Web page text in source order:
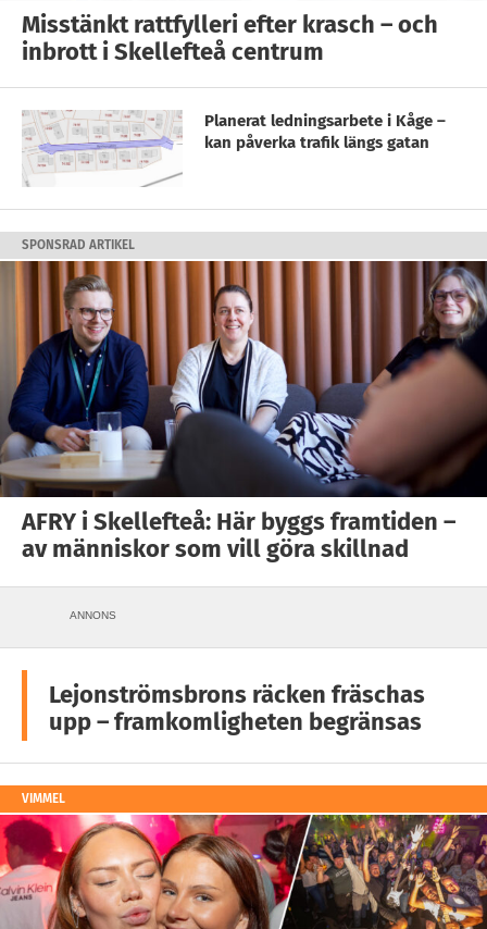
Misstänkt rattfylleri efter krasch – och
inbrott i Skellefteå centrum
Planerat ledningsarbete i Kåge –
kan påverka trafik längs gatan
SPONSRAD ARTIKEL
AFRY i Skellefteå: Här byggs framtiden –
av människor som vill göra skillnad
ANNONS
Lejonströmsbrons räcken fräschas
upp – framkomligheten begränsas
VIMMEL